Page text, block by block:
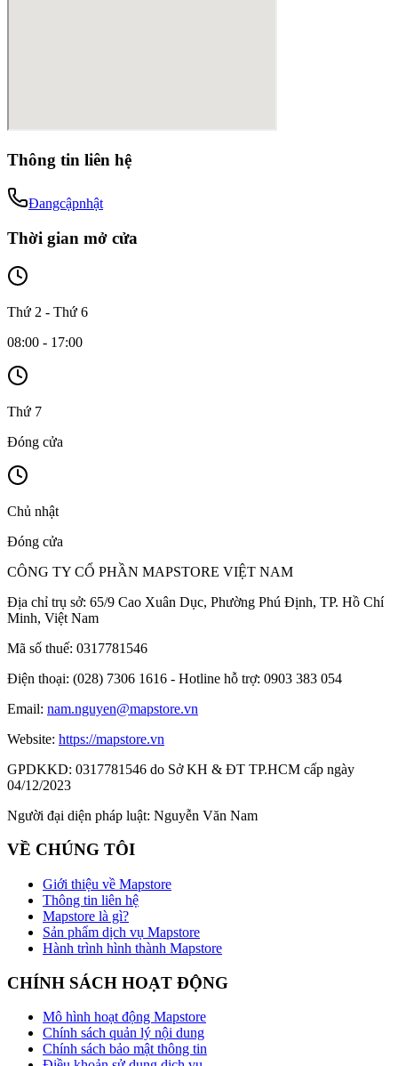
Thông tin liên hệ
Đangcậpnhật
Thời gian mở cửa
Thứ 2 - Thứ 6
08:00 - 17:00
Thứ 7
Đóng cửa
Chủ nhật
Đóng cửa
CÔNG TY CỔ PHẦN MAPSTORE VIỆT NAM
Địa chỉ trụ sở: 65/9 Cao Xuân Dục, Phường Phú Định, TP. Hồ Chí
Minh, Việt Nam
Mã số thuế: 0317781546
Điện thoại: (028) 7306 1616 - Hotline hỗ trợ: 0903 383 054
Email: nam.nguyen@mapstore.vn
Website: https://mapstore.vn
GPDKKD: 0317781546 do Sở KH & ĐT TP.HCM cấp ngày
04/12/2023
Người đại diện pháp luật: Nguyễn Văn Nam
VỀ CHÚNG TÔI
Giới thiệu về Mapstore
Thông tin liên hệ
Mapstore là gì?
Sản phẩm dịch vụ Mapstore
Hành trình hình thành Mapstore
CHÍNH SÁCH HOẠT ĐỘNG
Mô hình hoạt động Mapstore
Chính sách quản lý nội dung
Chính sách bảo mật thông tin